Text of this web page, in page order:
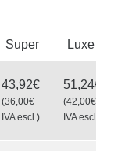
Super Luxe
43,92€
(36,00€
IVA escl. )
51,24€
(42,00€
IVA escl.